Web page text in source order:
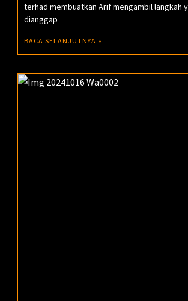
terhad membuatkan Arif mengambil langkah
dianggap
BACA SELANJUTNYA »